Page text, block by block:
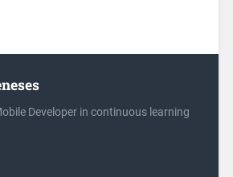
Developer in continuous learning